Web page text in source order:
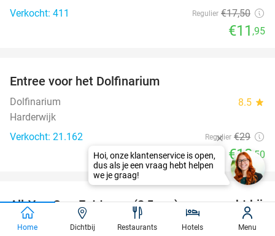
Verkocht: 411
Regulier €17,50
€11 ,95
Entree voor het Dolfinarium
Dolfinarium 8.5 star
Harderwijk
Verkocht: 21.162
Regulier €29
€18 ,50
34%
favorite_border
All-You-Can-Eat tapas (2,5 uur) + nagerecht bij
Ramblas in hartje Arnhem
Home Dichtbij Restaurants Hotels Menu